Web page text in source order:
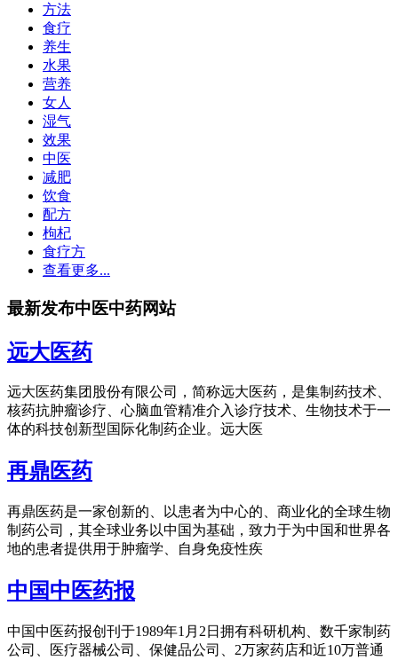
方法
食疗
养生
水果
营养
女人
湿气
效果
中医
减肥
饮食
配方
枸杞
食疗方
查看更多...
最新发布中医中药网站
远大医药
远大医药集团股份有限公司，简称远大医药，是集制药技术、
核药抗肿瘤诊疗、心脑血管精准介入诊疗技术、生物技术于一
体的科技创新型国际化制药企业。远大医
再鼎医药
再鼎医药是一家创新的、以患者为中心的、商业化的全球生物
制药公司，其全球业务以中国为基础，致力于为中国和世界各
地的患者提供用于肿瘤学、自身免疫性疾
中国中医药报
中国中医药报创刊于1989年1月2日拥有科研机构、数千家制药
公司、医疗器械公司、保健品公司、2万家药店和近10万普通